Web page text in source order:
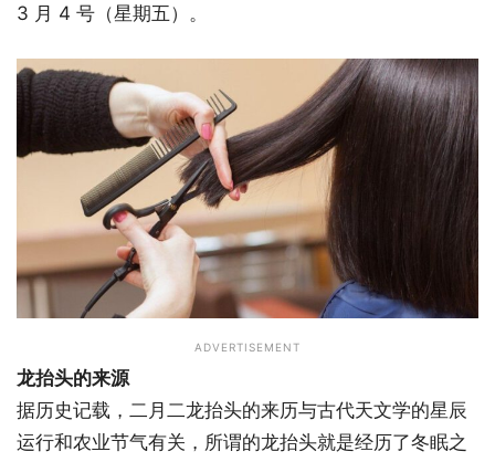
3 月 4 号（星期五）。
ADVERTISEMENT
龙抬头的来源
据历史记载，二月二龙抬头的来历与古代天文学的星辰
运行和农业节气有关，所谓的龙抬头就是经历了冬眠之